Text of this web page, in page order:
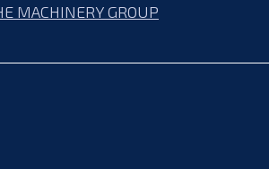
MACHINERY GROUP